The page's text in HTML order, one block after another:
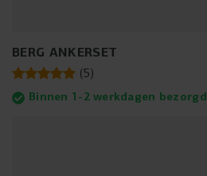
BERG ANKERSET
(5)
Binnen 1-2 werkdagen bezorgd